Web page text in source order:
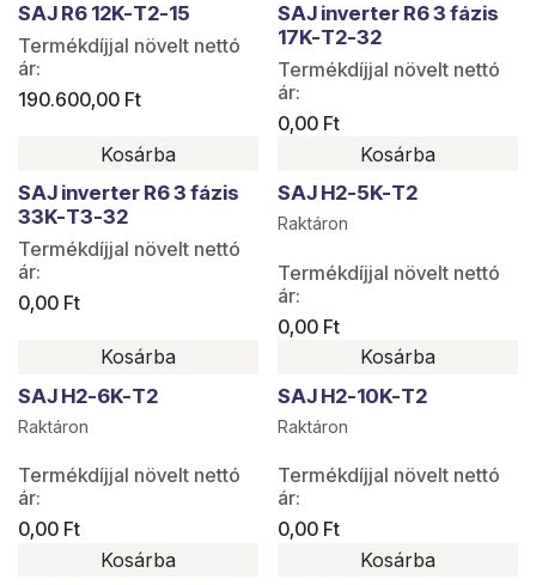
SAJ R6 12K-T2-15
Termékdíjjal növelt nettó
ár:
190.600,00 Ft
SAJ inverter R6 3 fázis
17K-T2-32
Termékdíjjal növelt nettó
ár:
0,00Ft
SAJ inverter R6 3 fázis
33K-T3-32
Kosárba
Termékdíjjal növelt nettó
ár:
0,00 Ft
SAJ H2-5K-T2
Raktáron
Kosárba
Termékdíjjal növelt nettó
ár:
0,00Ft
SAJ H2-6K-T2
Raktáron
Kosárba
Termékdíjjal növelt nettó
ár:
0,00 Ft
SAJ H2-10K-T2
Raktáron
Kosárba
Termékdíjjal növelt nettó
ár:
0,00Ft
Kosárba Kosárba